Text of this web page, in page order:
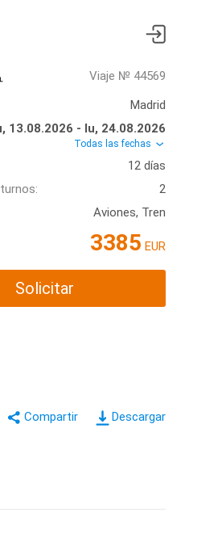
Viaje № 44569
Madrid
13.08.2026 - lu, 24.08.2026
Todas las fechas
12 días
2
Aviones, Tren
3385 EUR
Solicitar
Descargar